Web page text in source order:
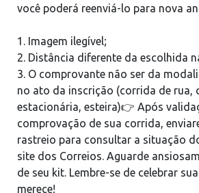
você poderá reenviá-lo para nova
1. Imagem ilegível;
2. Distância diferente da escolhida
3. O comprovante não ser da
no ato da inscrição (corrida de rua,
estacionária, esteira)👉 Após
comprovação de sua corrida,
rastreio para consultar a situação
site dos Correios. Aguarde
de seu kit. Lembre-se de celebrar
merece!